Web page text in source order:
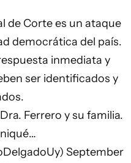
de Corte es un ataque
democrática del país.
inmediata y
ser identificados y
Ferrero y su familia.
September